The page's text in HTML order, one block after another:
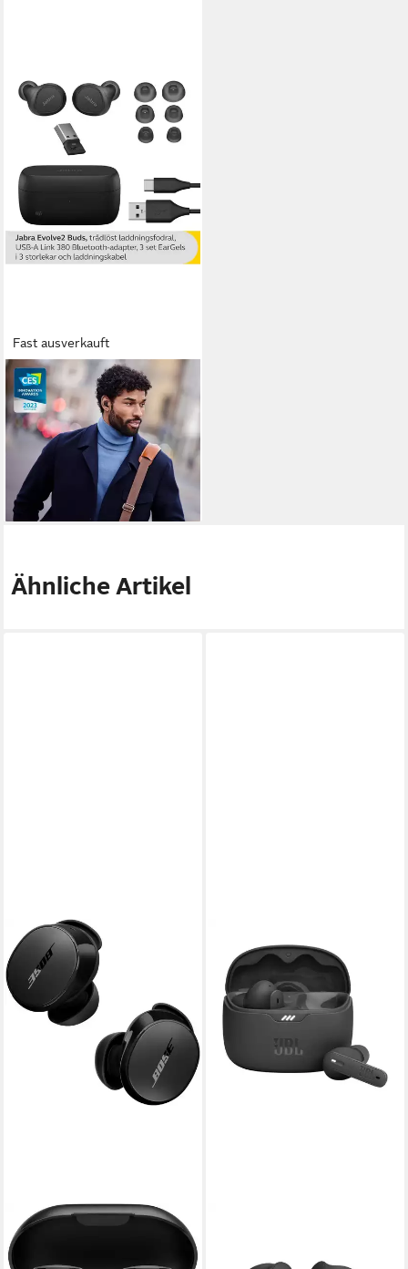
Fast ausverkauft
JABRA
Evolve2 Buds wireless In-Ear-
Kopfhörer (Bluetooth, ANC,
USB-A, mit MS Teams
kompatibel)
ab 270,19 €
lieferbar - in 3-4 Werktagen bei dir
Ähnliche Artikel